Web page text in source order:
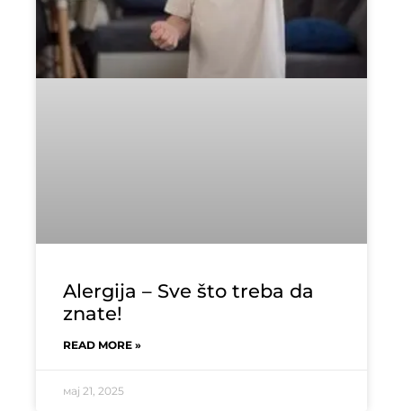
Alergija – Sve što treba da
znate!
READ MORE »
мај 21, 2025